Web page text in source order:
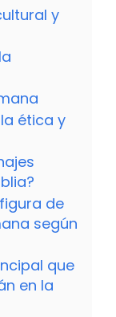
y
ética y
de
según
que
en la